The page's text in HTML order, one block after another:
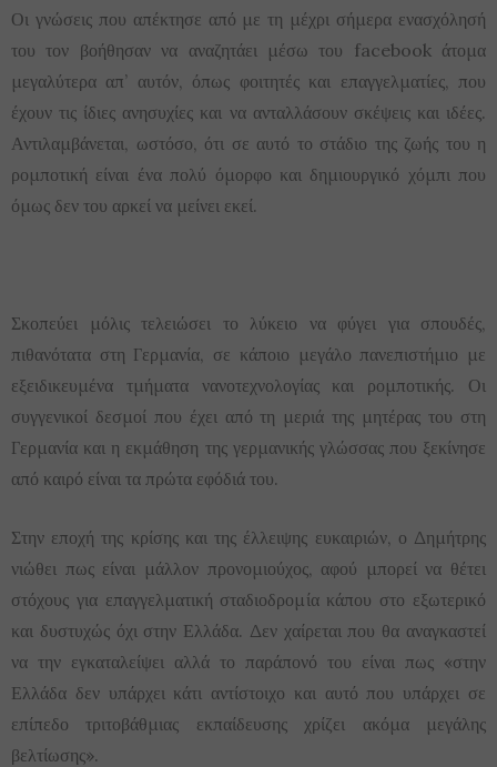
Οι γνώσεις που απέκτησε από με τη μέχρι σήμερα ενασχόλησή
του τον βοήθησαν να αναζητάει μέσω του facebook άτομα
μεγαλύτερα απ’ αυτόν, όπως φοιτητές και επαγγελματίες, που
έχουν τις ίδιες ανησυχίες και να ανταλλάσουν σκέψεις και ιδέες.
Αντιλαμβάνεται, ωστόσο, ότι σε αυτό το στάδιο της ζωής του η
ρομποτική είναι ένα πολύ όμορφο και δημιουργικό χόμπι που
όμως δεν του αρκεί να μείνει εκεί.
Σκοπεύει μόλις τελειώσει το λύκειο να φύγει για σπουδές,
πιθανότατα στη Γερμανία, σε κάποιο μεγάλο πανεπιστήμιο με
εξειδικευμένα τμήματα νανοτεχνολογίας και ρομποτικής. Οι
συγγενικοί δεσμοί που έχει από τη μεριά της μητέρας του στη
Γερμανία και η εκμάθηση της γερμανικής γλώσσας που ξεκίνησε
από καιρό είναι τα πρώτα εφόδιά του.
Στην εποχή της κρίσης και της έλλειψης ευκαιριών, ο Δημήτρης
νιώθει πως είναι μάλλον προνομιούχος, αφού μπορεί να θέτει
στόχους για επαγγελματική σταδιοδρομία κάπου στο εξωτερικό
και δυστυχώς όχι στην Ελλάδα. Δεν χαίρεται που θα αναγκαστεί
να την εγκαταλείψει αλλά το παράπονό του είναι πως «στην
Ελλάδα δεν υπάρχει κάτι αντίστοιχο και αυτό που υπάρχει σε
επίπεδο τριτοβάθμιας εκπαίδευσης χρίζει ακόμα μεγάλης
βελτίωσης».